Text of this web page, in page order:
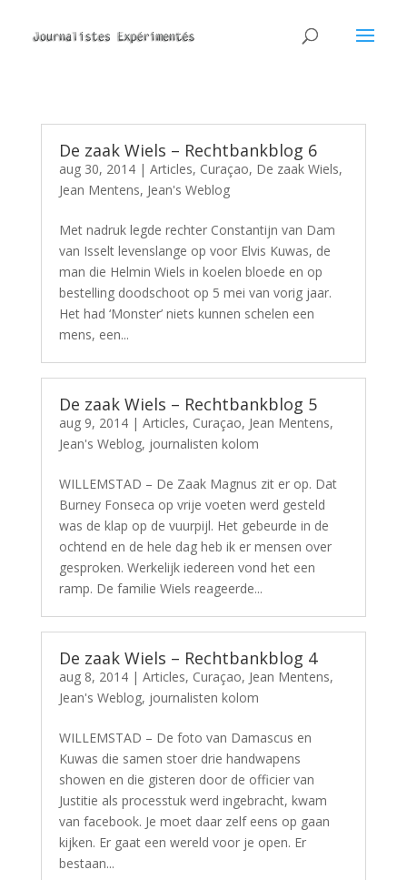
De zaak Wiels – Rechtbankblog 6
aug 30, 2014| Articles, Curaçao, De zaak Wiels,
Jean Mentens, Jean's Weblog
Met nadruk legde rechter Constantijn van Dam
van Isselt levenslange op voor Elvis Kuwas, de
man die Helmin Wiels in koelen bloede en op
bestelling doodschoot op 5 mei van vorig jaar.
Het had ‘Monster’ niets kunnen schelen een
mens, een...
De zaak Wiels – Rechtbankblog 5
aug 9, 2014| Articles, Curaçao, Jean Mentens,
Jean's Weblog, journalisten kolom
WILLEMSTAD – De Zaak Magnus zit er op. Dat
Burney Fonseca op vrije voeten werd gesteld
was de klap op de vuurpijl. Het gebeurde in de
ochtend en de hele dag heb ik er mensen over
gesproken. Werkelijk iedereen vond het een
ramp. De familie Wiels reageerde...
De zaak Wiels – Rechtbankblog 4
aug 8, 2014| Articles, Curaçao, Jean Mentens,
Jean's Weblog, journalisten kolom
WILLEMSTAD – De foto van Damascus en
Kuwas die samen stoer drie handwapens
showen en die gisteren door de officier van
Justitie als processtuk werd ingebracht, kwam
van facebook. Je moet daar zelf eens op gaan
kijken. Er gaat een wereld voor je open. Er
bestaan...